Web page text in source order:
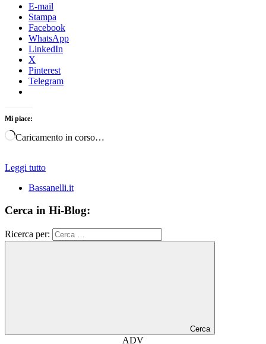
E-mail
Stampa
Facebook
WhatsApp
LinkedIn
X
Pinterest
Telegram
Mi piace:
Caricamento in corso…
Leggi tutto
Bassanelli.it
Cerca in Hi-Blog:
Ricerca per:
Cerca
ADV